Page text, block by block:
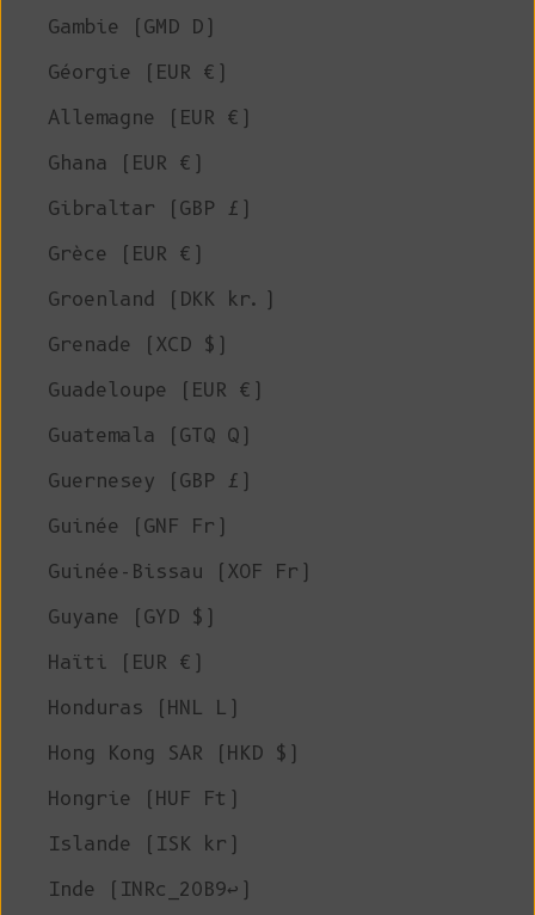
Gambie (GMD D)
Géorgie (EUR €)
Allemagne (EUR €)
Ghana (EUR €)
Gibraltar (GBP £)
Grèce (EUR €)
Groenland (DKK kr.)
Grenade (XCD $)
Guadeloupe (EUR €)
Guatemala (GTQ Q)
Guernesey (GBP £)
Guinée (GNF Fr)
Guinée-Bissau (XOF Fr)
Guyane (GYD $)
Haïti (EUR €)
Honduras (HNL L)
Hong Kong SAR (HKD $)
Hongrie (HUF Ft)
Islande (ISK kr)
Inde (INRc_20B9↩)